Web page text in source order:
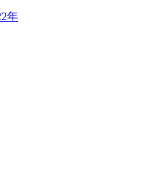
年